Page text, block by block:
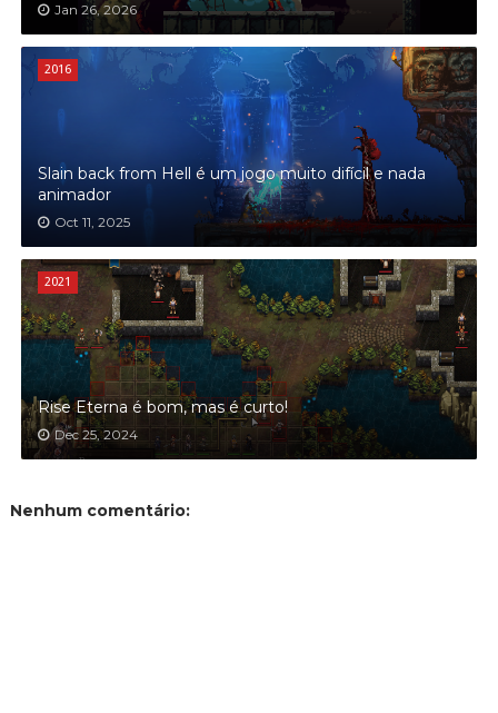
Jan 26, 2026
2016
Slain back from Hell é um jogo muito difícil e nada
animador
Oct 11, 2025
2021
Rise Eterna é bom, mas é curto!
Dec 25, 2024
Nenhum comentário: